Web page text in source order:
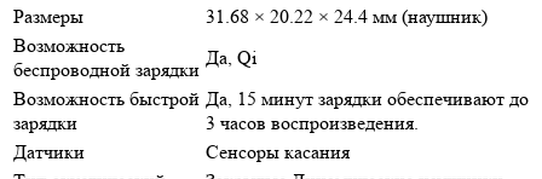
Размеры
31.68 × 20.22 × 24.4 мм (наушник)
Возможность
беспроводной зарядки
Да, Qi
Возможность быстрой
зарядки
Да, 15 минут зарядки обеспечивают до
3 часов воспроизведения.
Датчики
Сенсоры касания